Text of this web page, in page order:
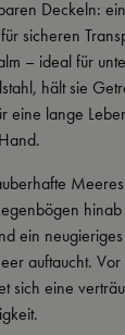
Deckeln:
sicheren
– ideal für
hält sie
eine lange
ein
auftaucht.
sich eine